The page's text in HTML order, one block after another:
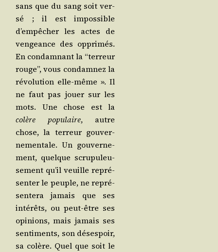
sans que du sang soit ver­
sé ; il est impos­sible
d’empêcher les actes de
ven­geance des oppri­més.
En condam­nant la “ter­reur
rouge”, vous condam­nez la
révo­lu­tion elle-même ». Il
ne faut pas jouer sur les
mots. Une chose est la
colère popu­laire, autre
chose, la ter­reur gou­ver­
ne­men­tale. Un gou­ver­ne­
ment, quelque scru­pu­leu­
se­ment qu’il veuille repré­
sen­ter le peuple, ne repré­
sen­te­ra jamais que ses
inté­rêts, ou peut-être ses
opi­nions, mais jamais ses
sen­ti­ments, son déses­poir,
sa colère. Quel que soit le